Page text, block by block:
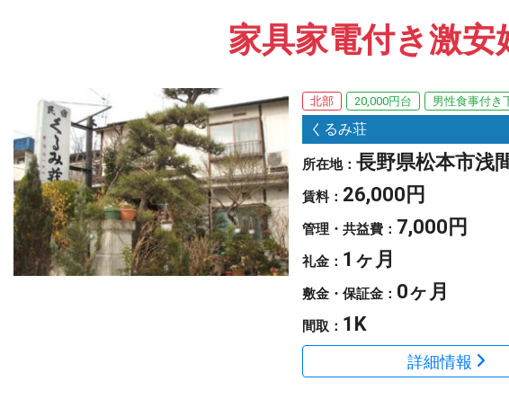
家具家電付き激安
北部 20,000円台 男性食事付き
くるみ荘
所在地： 長野県松本市浅
賃料： 26,000円
管理・共益費： 7,000円
礼金： 1ヶ月
敷金・保証金： 0ヶ月
間取： 1K
詳細情報